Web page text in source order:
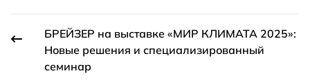
БРЕЙЗЕР на выставке «МИР КЛИМАТА 2025»:
Новые решения и специализированный
семинар